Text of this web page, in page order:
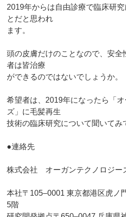
2019年からは自由診療で臨床研
とだと思われ
ます。
頭の皮膚だけのことなので、安全
者は皆治療
ができるのではないでしょうか。
希望者は、2019年になったら「
ズ」に毛髪再生
技術の臨床研究について聞いてみ
●連絡先
株式会社 オーガンテクノロジー
本社〒105–0001 東京都港区虎ノ
5階